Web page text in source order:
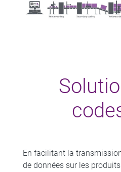
En facilitant la
de données sur les